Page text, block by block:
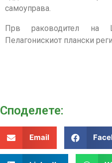
самоуправа.
Прв раководител на
Пелагонискиот плански
Споделeте:
Email